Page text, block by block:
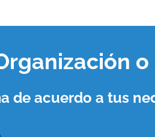
de acuerdo a tus